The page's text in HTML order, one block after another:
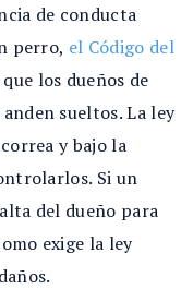
de conducta
perro, el Código del
los dueños de
sueltos. La ley
y bajo la
Si un
del dueño para
exige la ley